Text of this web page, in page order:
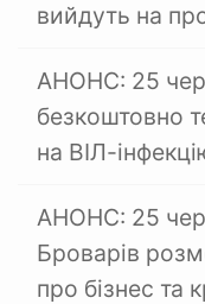
вийдуть на
АНОНС: 25
безкоштовно
на ВІЛ-
АНОНС: 25
Броварів
про бізнес та